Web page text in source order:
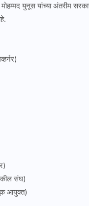
मोहम्मद युनूस यांच्या अंतरीम
संघ)
आयुक्त)